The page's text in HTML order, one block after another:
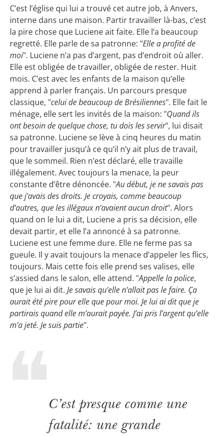
C’est l’église qui lui a trouvé cet autre job, à Anvers,
interne dans une maison. Partir travailler là-bas, c’est
la pire chose que Luciene ait faite. Elle l’a beaucoup
regretté. Elle parle de sa patronne: "Elle a profité de
moi". Luciene n’a pas d’argent, pas d’endroit où aller.
Elle est obligée de travailler, obligée de rester. Huit
mois. C’est avec les enfants de la maison qu’elle
apprend à parler français. Un parcours presque
classique, "celui de beaucoup de Brésiliennes". Elle fait le
ménage, elle sert les invités de la maison: "Quand ils
ont besoin de quelque chose, tu dois les servir", lui disait
sa patronne. Luciene se lève à cinq heures du matin
pour travailler jusqu’à ce qu’il n’y ait plus de travail,
que le sommeil. Rien n’est déclaré, elle travaille
illégalement. Avec toujours la menace, la peur
constante d’être dénoncée. "Au début, je ne savais pas
que j’avais des droits. Je croyais, comme beaucoup
d’autres, que les illégaux n’avaient aucun droit". Alors
quand on le lui a dit, Luciene a pris sa décision, elle
devait partir, et elle l’a annoncé à sa patronne.
Luciene est une femme dure. Elle ne ferme pas sa
gueule. Il y avait toujours la menace d’appeler les flics,
toujours. Mais cette fois elle prend ses valises, elle
s’assied dans le salon, elle attend. "Appelle la police,
que je lui ai dit. Je savais qu’elle n’allait pas le faire. Ça
aurait été pire pour elle que pour moi. Je lui ai dit que je
partirais quand elle m’aurait payée. J’ai pris l’argent qu’elle
m’a jeté. Je suis partie".
C’est presque comme une
fatalité: une grande